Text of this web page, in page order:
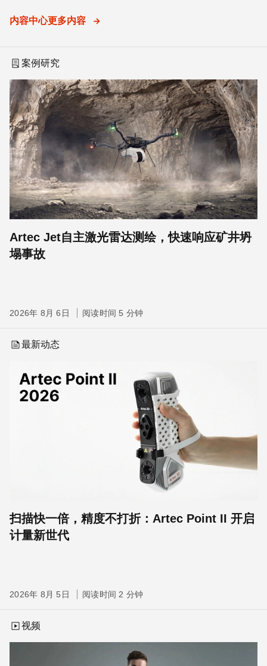
内容中心更多内容
案例研究
Artec Jet自主激光雷达测绘，快速响应矿井坍
塌事故
2026年 8月 6日 阅读时间 5 分钟
最新动态
扫描快一倍，精度不打折：Artec Point II 开启
计量新世代
2026年 8月 5日 阅读时间 2 分钟
视频